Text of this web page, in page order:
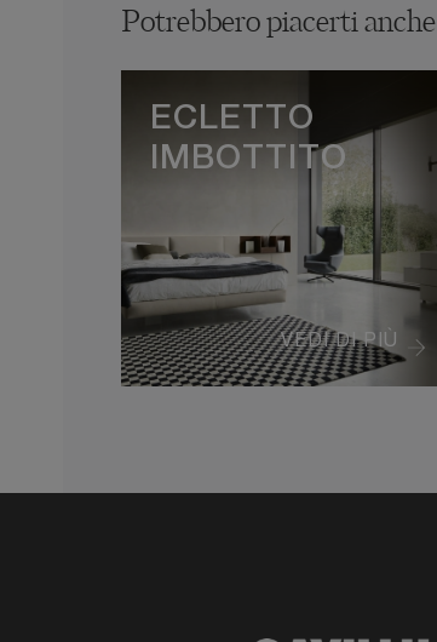
Potrebbero piacerti anche
VEDI DI PIÙ
ECLETTO
IMBOTTITO